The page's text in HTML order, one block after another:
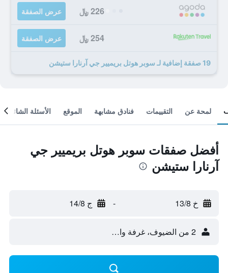
226 ﷼ عرض الصفقة
254 ﷼ عرض الصفقة
19 صفقة إضافية لـ سوبر هوتل بريميير جي آرنارا ستيشن
لمحة عن التقييمات فنادق مشابهة الموقع الأسئلة الشائعة
أفضل صفقات سوبر هوتل بريميير جي
آرنارا ستيشن
خ 13/8 - ج 14/8
2 من الضيوف، غرفة واحدة